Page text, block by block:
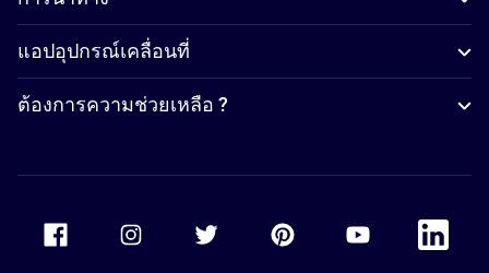
แอปอุปกรณ์เคลื่อนที่
ต้องการความช่วยเหลือ ?
Accor Facebook Accor TwitterAccor PinterestAccor Youtube
Accor